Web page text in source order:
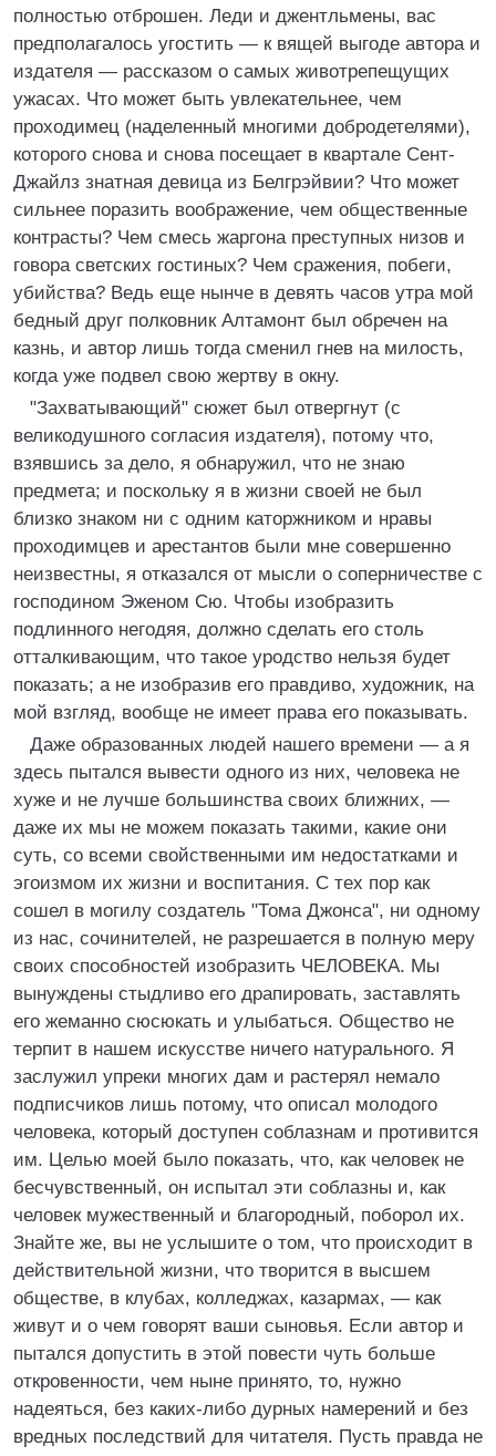
полностью отброшен. Леди и джентльмены, вас
предполагалось угостить — к вящей выгоде автора и
издателя — рассказом о самых животрепещущих
ужасах. Что может быть увлекательнее, чем
проходимец (наделенный многими добродетелями),
которого снова и снова посещает в квартале Сент-
Джайлз знатная девица из Белгрэйвии? Что может
сильнее поразить воображение, чем общественные
контрасты? Чем смесь жаргона преступных низов и
говора светских гостиных? Чем сражения, побеги,
убийства? Ведь еще нынче в девять часов утра мой
бедный друг полковник Алтамонт был обречен на
казнь, и автор лишь тогда сменил гнев на милость,
когда уже подвел свою жертву в окну.
"Захватывающий" сюжет был отвергнут (с
великодушного согласия издателя), потому что,
взявшись за дело, я обнаружил, что не знаю
предмета; и поскольку я в жизни своей не был
близко знаком ни с одним каторжником и нравы
проходимцев и арестантов были мне совершенно
неизвестны, я отказался от мысли о соперничестве с
господином Эженом Сю. Чтобы изобразить
подлинного негодяя, должно сделать его столь
отталкивающим, что такое уродство нельзя будет
показать; а не изобразив его правдиво, художник, на
мой взгляд, вообще не имеет права его показывать.
Даже образованных людей нашего времени — а я
здесь пытался вывести одного из них, человека не
хуже и не лучше большинства своих ближних, —
даже их мы не можем показать такими, какие они
суть, со всеми свойственными им недостатками и
эгоизмом их жизни и воспитания. С тех пор как
сошел в могилу создатель "Тома Джонса", ни одному
из нас, сочинителей, не разрешается в полную меру
своих способностей изобразить ЧЕЛОВЕКА. Мы
вынуждены стыдливо его драпировать, заставлять
его жеманно сюсюкать и улыбаться. Общество не
терпит в нашем искусстве ничего натурального. Я
заслужил упреки многих дам и растерял немало
подписчиков лишь потому, что описал молодого
человека, который доступен соблазнам и противится
им. Целью моей было показать, что, как человек не
бесчувственный, он испытал эти соблазны и, как
человек мужественный и благородный, поборол их.
Знайте же, вы не услышите о том, что происходит в
действительной жизни, что творится в высшем
обществе, в клубах, колледжах, казармах, — как
живут и о чем говорят ваши сыновья. Если автор и
пытался допустить в этой повести чуть больше
откровенности, чем ныне принято, то, нужно
надеяться, без каких-либо дурных намерений и без
вредных последствий для читателя. Пусть правда не